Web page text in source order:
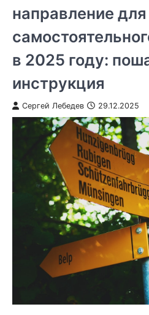
направление для
в 2025 году:
инструкция
Сергей Лебедев 29.12.2025